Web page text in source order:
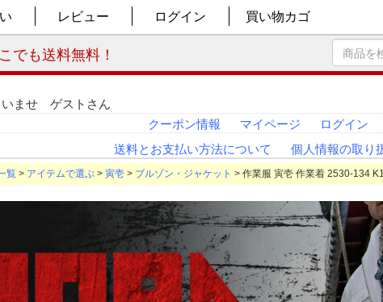
いませ ゲストさん
クーポン情報
マイページ ログイン
送料とお支払い方法について
個人情報の取り
覧 > アイテムで選ぶ > 寅壱 > ブルゾン・ジャケット > 作業服 寅壱 作業着 2530-134